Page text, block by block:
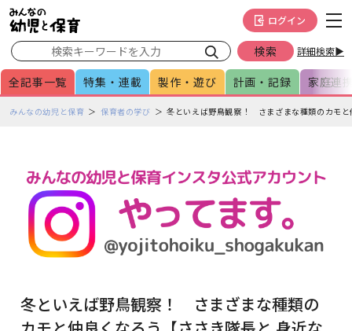
詳細検索▶
ログイン
全記事一覧 特集・連載 製作・遊び 計画・記録 家庭連
ペみんなの幼児と保育 保育者の学び 冬といえば野鳥観察！ さまざまな種類のカモ
冬といえば野鳥観察！ さまざまな種類の